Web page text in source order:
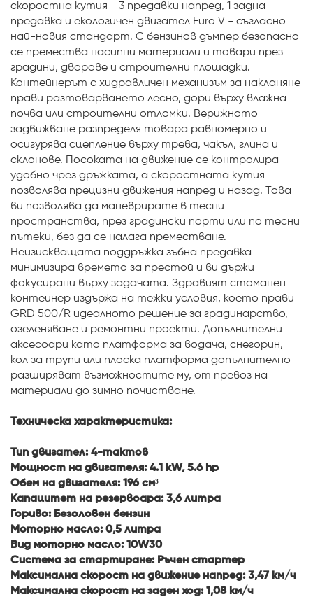
скоростна кутия - 3 предавки напред, 1 задна
предавка и екологичен двигател Euro V - съгласно
най-новия стандарт. С бензинов дъмпер безопасно
се премества насипни материали и товари през
градини, дворове и строителни площадки.
Контейнерът с хидравличен механизъм за накланяне
прави разтоварването лесно, дори върху влажна
почва или строителни отломки. Верижното
задвижване разпределя товара равномерно и
осигурява сцепление върху трева, чакъл, глина и
склонове. Посоката на движение се контролира
удобно чрез дръжката, а скоростната кутия
позволява прецизни движения напред и назад. Това
ви позволява да маневрирате в тесни
пространства, през градински порти или по тесни
пътеки, без да се налага преместване.
Неизискващата поддръжка зъбна предавка
минимизира времето за престой и ви държи
фокусирани върху задачата. Здравият стоманен
контейнер издържа на тежки условия, което прави
GRD 500/R идеалното решение за градинарство,
озеленяване и ремонтни проекти. Допълнителни
аксесоари като платформа за водача, снегорин,
кол за трупи или плоска платформа допълнително
разширяват възможностите му, от превоз на
материали до зимно почистване.
Техническа характеристика:
Тип двигател: 4-тактов
Мощност на двигателя: 4.1 kW, 5.6 hp
Обем на двигателя: 196 см³
Капацитет на резервоара: 3,6 литра
Гориво: Безоловен бензин
Моторно масло: 0,5 литра
Вид моторно масло: 10W30
Система за стартиране: Ръчен стартер
Максимална скорост на движение напред: 3,47 км/ч
Максимална скорост на заден ход: 1,08 км/ч